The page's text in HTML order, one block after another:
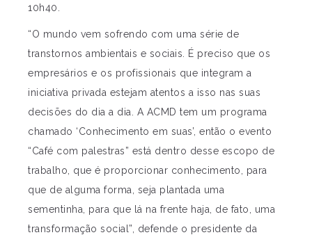
10h40.
“O mundo vem sofrendo com uma série de
transtornos ambientais e sociais. É preciso que os
empresários e os profissionais que integram a
iniciativa privada estejam atentos a isso nas suas
decisões do dia a dia. A ACMD tem um programa
chamado ‘Conhecimento em suas’, então o evento
“Café com palestras” está dentro desse escopo de
trabalho, que é proporcionar conhecimento, para
que de alguma forma, seja plantada uma
sementinha, para que lá na frente haja, de fato, uma
transformação social”, defende o presidente da